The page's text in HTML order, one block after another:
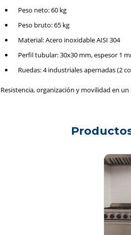
Peso neto: 60 kg
Peso bruto: 65 kg
Material: Acero inoxidable AISI 304
Perfil tubular: 30x30 mm, espesor 1
Ruedas: 4 industriales apernadas (2
Resistencia, organización y movilidad en